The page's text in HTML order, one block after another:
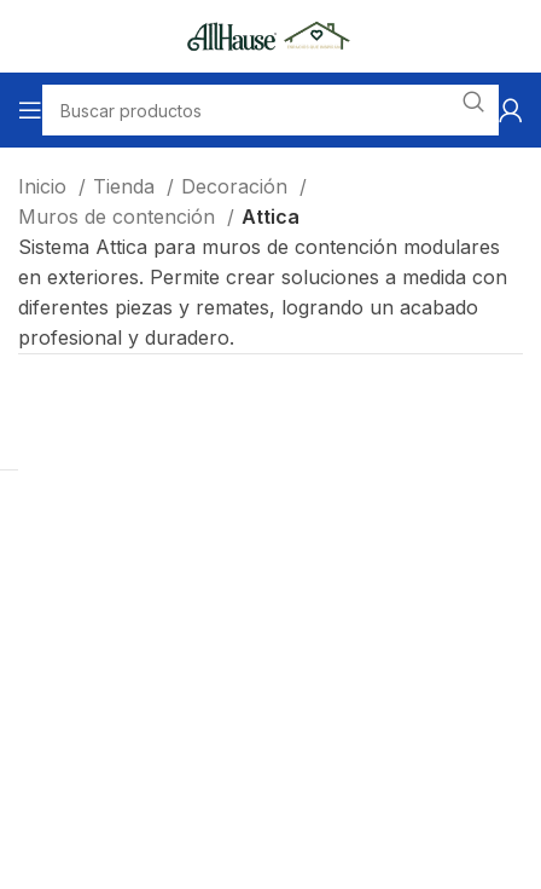
Inicio Tienda
Decoración
Muros de contención
Attica
Sistema Attica para muros de contención modulares
en exteriores. Permite crear soluciones a medida con
diferentes piezas y remates, logrando un acabado
profesional y duradero.